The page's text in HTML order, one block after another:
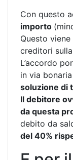
Con questo
importo
Questo
creditori
L’accordo
in via
soluzione di
Il debitore
da questa
debito da
del 40%